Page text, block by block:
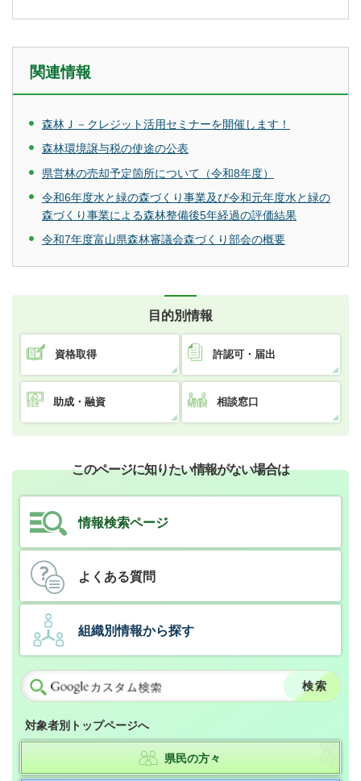
関連情報
森林Ｊ－クレジット活用セミナーを開催します！
森林環境譲与税の使途の公表
県営林の売却予定箇所について（令和8年度）
令和6年度水と緑の森づくり事業及び令和元年度水と緑の
森づくり事業による森林整備後5年経過の評価結果
令和7年度富山県森林審議会森づくり部会の概要
目的別情報
資格取得 許認可・届出
助成・融資 相談窓口
このページに知りたい情報がない場合は
情報検索ページ
よくある質問
組織別情報から探す
対象者別トップページへ
県民の方々